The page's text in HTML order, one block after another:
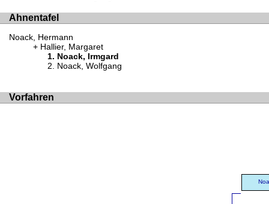
Ahnentafel
Noack, Hermann
Hallier, Margaret
Noack, Irmgard
Noack, Wolfgang
Vorfahren